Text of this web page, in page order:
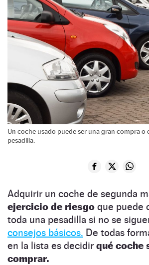
Un coche usado puede ser una gran compra o
pesadilla.
Adquirir un coche de segunda
ejercicio de riesgo que puede
toda una pesadilla si no se
consejos básicos. De todas
en la lista es decidir qué coche
comprar.